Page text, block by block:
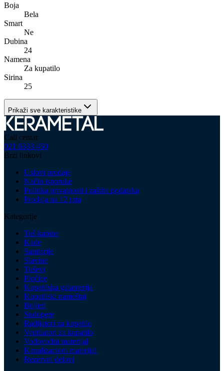
Boja
Bela
Smart
Ne
Dubina
24
Namena
Za kupatilo
Sirina
25
Prikaži sve karakteristike
Call centar
021 6333 450
Brzi linkovi
Uslovi prodaje
Način isporuke
Politika privatnosti i zaštita podataka
Prodaja na 12 rata
Kategorije
Tuš kabine
Kade
Sanitarije
Slavine
Tuševi
Pločice
Kupatilska galanterija
Kupatilski nameštaj
Bojleri
Sudopere
Radijatori za kupatilo
Ventilatori za kupatilo
Vodovodni materijal
Kanalizacioni materijal
Rezervni delovi